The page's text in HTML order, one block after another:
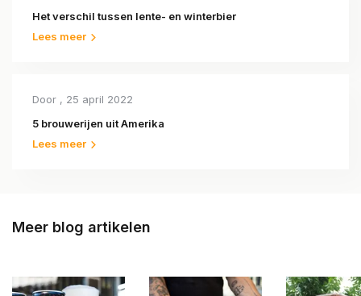
Het verschil tussen lente- en winterbier
Lees meer
Door , 25 april 2022
5 brouwerijen uit Amerika
Lees meer
Meer blog artikelen